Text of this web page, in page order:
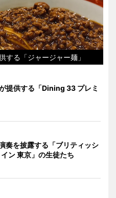
する「ジャージャー麺」
提供する「Dining 33 プレミ
奏を披露する「ブリティッシ
ン 東京」の生徒たち